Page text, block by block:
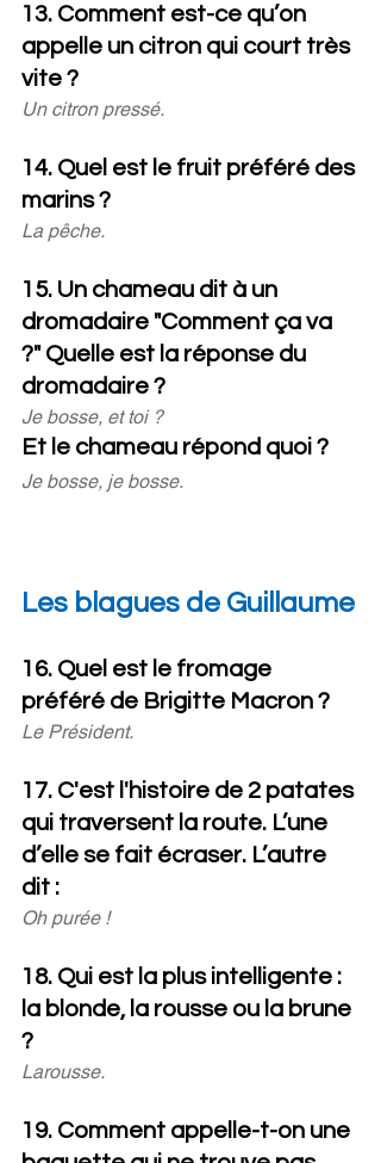
13. Comment est-ce qu’on
appelle un citron qui court très
vite ?
Un citron pressé.
14. Quel est le fruit préféré des
marins ?
La pêche.
15. Un chameau dit à un
dromadaire "Comment ça va
?" Quelle est la réponse du
dromadaire ?
Je bosse, et toi ?
Et le chameau répond quoi ?
Je bosse, je bosse.
Les blagues de Guillaume
16. Quel est le fromage
préféré de Brigitte Macron ?
Le Président.
17. C'est l'histoire de 2 patates
qui traversent la route. L’une
d’elle se fait écraser. L’autre
dit :
Oh purée !
18. Qui est la plus intelligente :
la blonde, la rousse ou la brune
?
Larousse.
19. Comment appelle-t-on une